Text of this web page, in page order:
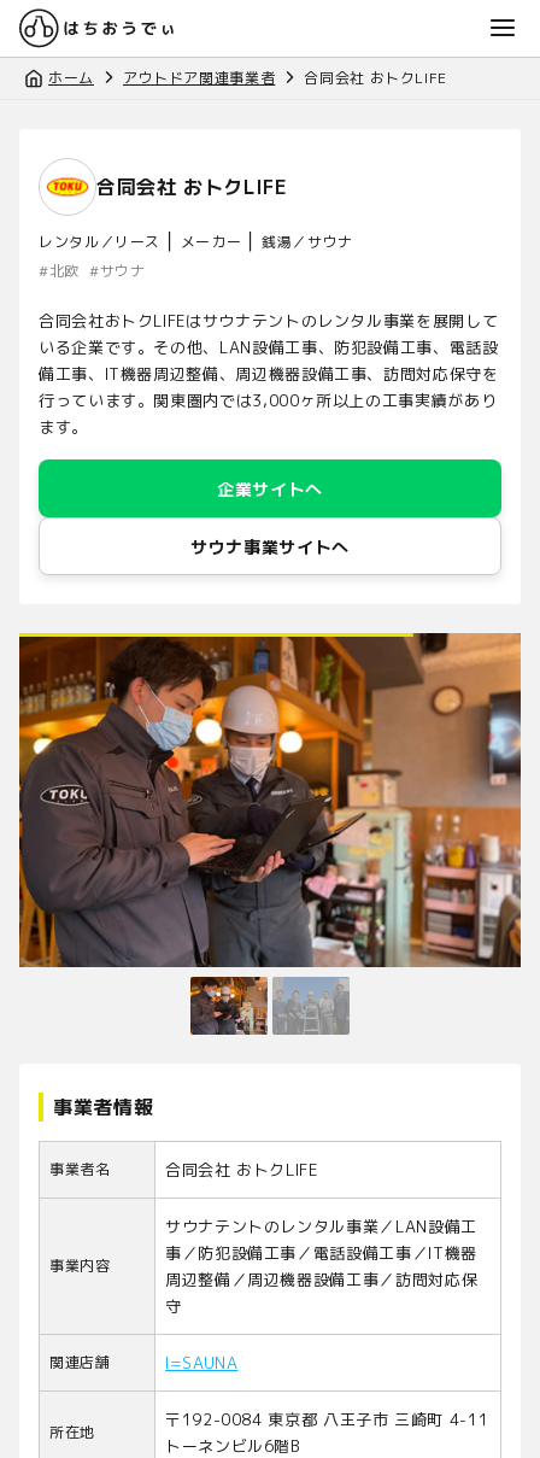
ホーム アウトドア関連事業者 合同会社 おトクLIFE
合同会社 おトクLIFE
レンタル／リース ｜ メーカー ｜ 銭湯／サウナ
#北欧 #サウナ
合同会社おトクLIFEはサウナテントのレンタル事業を展開して
いる企業です。その他、LAN設備工事、防犯設備工事、電話設
備工事、IT機器周辺整備、周辺機器設備工事、訪問対応保守を
行っています。関東圏内では3,000ヶ所以上の工事実績があり
ます。
企業サイトへ
サウナ事業サイトへ
事業者情報
事業者名 合同会社 おトクLIFE
事業内容
サウナテントのレンタル事業／LAN設備工
事／防犯設備工事／電話設備工事／IT機器
周辺整備／周辺機器設備工事／訪問対応保
守
関連店舗 I=SAUNA
所在地
〒192-0084 東京都 八王子市 三崎町 4-11
トーネンビル6階B